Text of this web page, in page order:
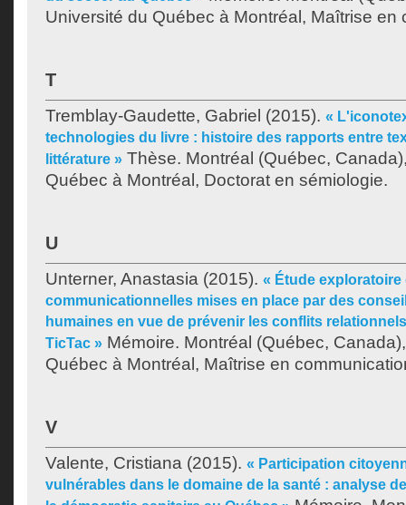
Université du Québec à Montréal, Maîtrise en
T
Tremblay-Gaudette, Gabriel (2015). «
technologies du livre : histoire des rapports entre
littérature » Thèse. Montréal (Québec,
Québec à Montréal, Doctorat en sémiologie.
U
Unterner, Anastasia (2015). « Étude
communicationnelles mises en place par des
humaines en vue de prévenir les conflits
TicTac » Mémoire. Montréal (Québec,
Québec à Montréal, Maîtrise en
V
Valente, Cristiana (2015). « Participation
vulnérables dans le domaine de la santé : analyse